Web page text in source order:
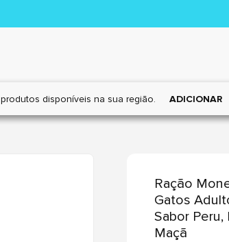
produtos disponíveis na sua região. ADICIONAR
Ração
Gatos
Sabor
Maçã